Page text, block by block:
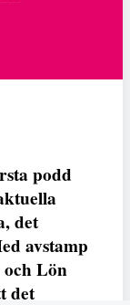
podd
det
avstamp
Lön
det